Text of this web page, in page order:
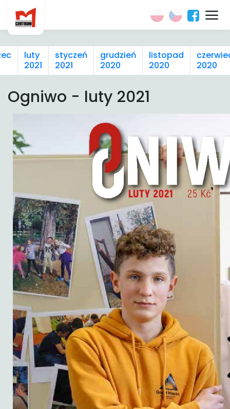
luty
2021
styczeń
2021
grudzień
2020
listopad
2020
2020
Ogniwo - luty 2021